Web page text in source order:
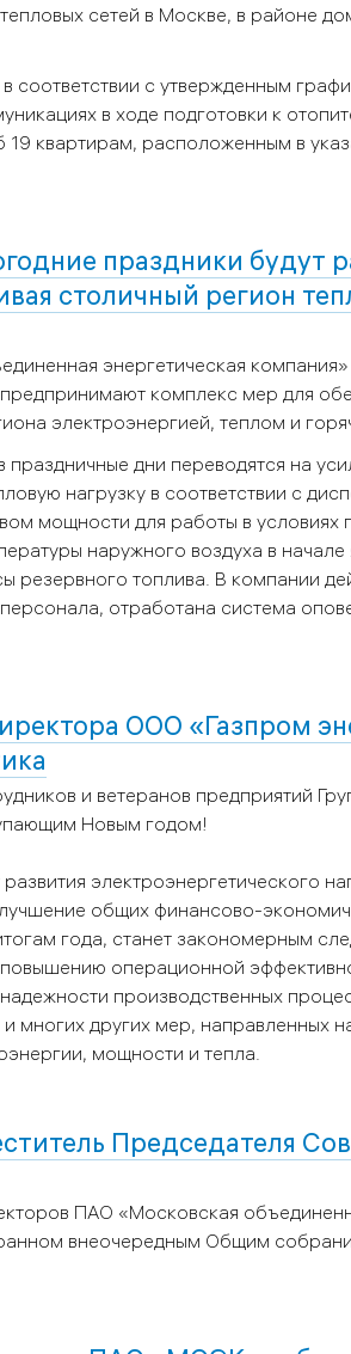
сетей в Москве, в районе
соответствии с утвержденным
в ходе подготовки к
19 квартирам, расположенным в
праздники будут
столичный регион
энергетическая
комплекс мер для
электроэнергией, теплом и
дни переводятся на
нагрузку в соответствии с
мощности для работы в условиях
наружного воздуха в начале
топлива. В компании
отработана система
ООО «Газпром
и ветеранов предприятий
Новым годом!
электроэнергетического
общих финансово-
года, станет закономерным
операционной
производственных
многих других мер, направленных
мощности и тепла.
Председателя
ПАО «Московская
внеочередным Общим